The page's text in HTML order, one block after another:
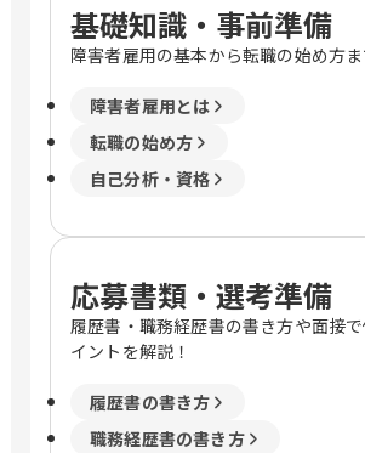
基礎知識・事前準備
障害者雇用の基本から転職の始め方ま
障害者雇用とは
転職の始め方
自己分析・資格
応募書類・選考準備
履歴書・職務経歴書の書き方や面接
イントを解説！
履歴書の書き方
職務経歴書の書き方